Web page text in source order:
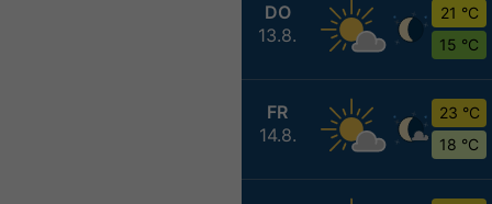
DO
13.8.
21 °C
15 °C
FR
14.8.
23 °C
18 °C